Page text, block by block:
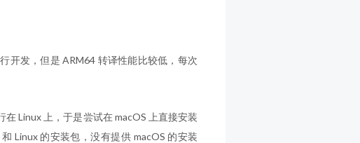
开发，但是 ARM64 转译性能比较低，每次
Linux 上，于是尝试在 macOS 上直接安装
Linux 的安装包，没有提供 macOS 的安装